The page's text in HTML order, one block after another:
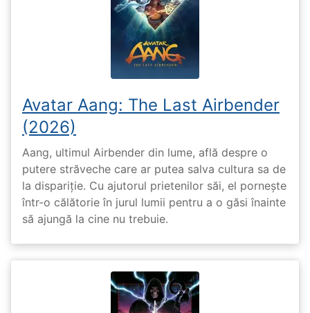
Avatar Aang: The Last Airbender
(2026)
Aang, ultimul Airbender din lume, află despre o
putere străveche care ar putea salva cultura sa de
la dispariție. Cu ajutorul prietenilor săi, el pornește
într-o călătorie în jurul lumii pentru a o găsi înainte
să ajungă la cine nu trebuie.